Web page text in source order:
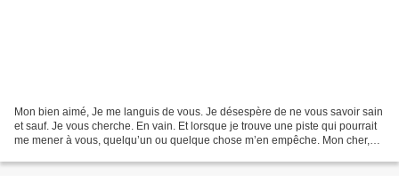
Mon bien aimé, Je me languis de vous. Je désespère de ne vous savoir sain
et sauf. Je vous cherche. En vain. Et lorsque je trouve une piste qui pourrait
me mener à vous, quelqu’un ou quelque chose m’en empêche. Mon cher,